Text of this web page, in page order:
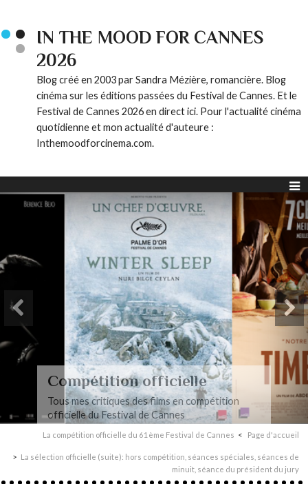
IN THE MOOD FOR CANNES
2026
Blog créé en 2003 par Sandra Mézière, romancière. Blog
cinéma sur les éditions passées du Festival de Cannes. Et le
Festival de Cannes 2026 en direct ici. Pour l'actualité cinéma
quotidienne et mon actualité d'auteure :
Inthemoodforcinema.com.
Compétition officielle
Tous mes critiques des films en compétition
officielle du Festival de Cannes
La compétition officielle du 61ème Festival de Cannes Page d'accueil
La sélection officielle (suite): hors compétition, séances spéciales, séances de
minuit, séance du président du jury